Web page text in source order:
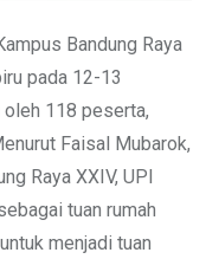
Bandung Raya
pada 12-13
118 peserta,
Faisal Mubarok,
Raya XXIV, UPI
tuan rumah
menjadi tuan